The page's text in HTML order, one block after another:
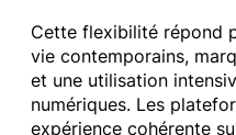
Cette flexibilité répond
vie contemporains,
et une utilisation
numériques. Les
expérience cohérente